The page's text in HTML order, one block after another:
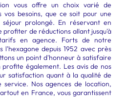
vous offre un choix varié de
vos besoins, que ce soit pour une
prolongé. En réservant en
profiter de réductions allant jusqu'à
en agence. Forts de notre
l'hexagone depuis 1952 avec près
un point d'honneur à satisfaire
profite également. Les avis de nos
satisfaction quant à la qualité de
Nos agences de location,
en France, vous garantissent